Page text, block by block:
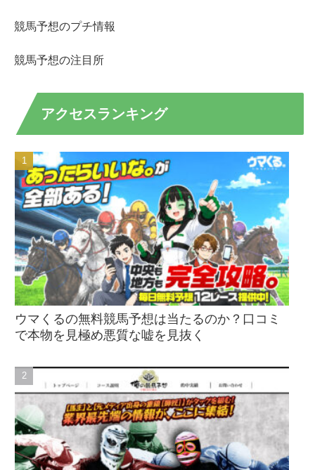
競馬予想のプチ情報
競馬予想の注目所
アクセスランキング
ウマくるの無料競馬予想は当たるのか？口コミ
で本物を見極め悪質な嘘を見抜く